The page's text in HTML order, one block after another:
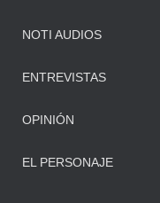
NOTI AUDIOS
ENTREVISTAS
OPINIÓN
EL PERSONAJE